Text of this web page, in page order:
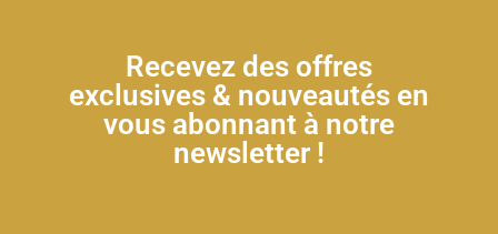
Recevez des offres
exclusives & nouveautés en
vous abonnant à notre
newsletter !